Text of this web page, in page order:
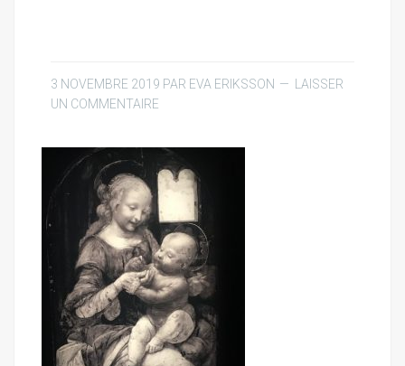
3 NOVEMBRE 2019 PAR EVA ERIKSSON
LAISSER
UN COMMENTAIRE